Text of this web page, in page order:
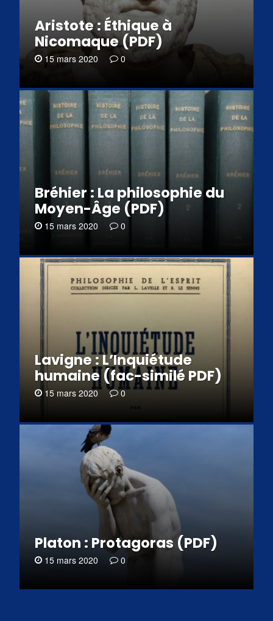
Aristote : Éthique à
Nicomaque (PDF)
15 mars 2020 0
Bréhier : La philosophie du
Moyen-Âge (PDF)
15 mars 2020 0
Lavigne : L’Inquiétude
humaine (fac-similé PDF)
15 mars 2020 0
Platon : Protagoras (PDF)
15 mars 2020 0